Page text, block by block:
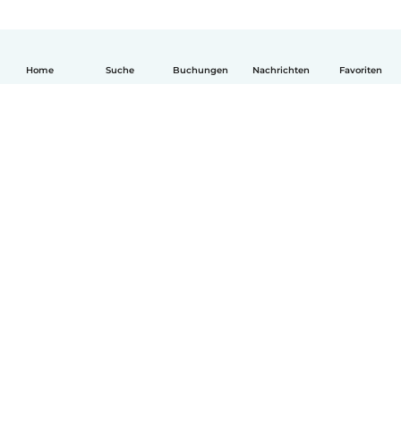
Home Suche Buchungen Nachrichten Favoriten